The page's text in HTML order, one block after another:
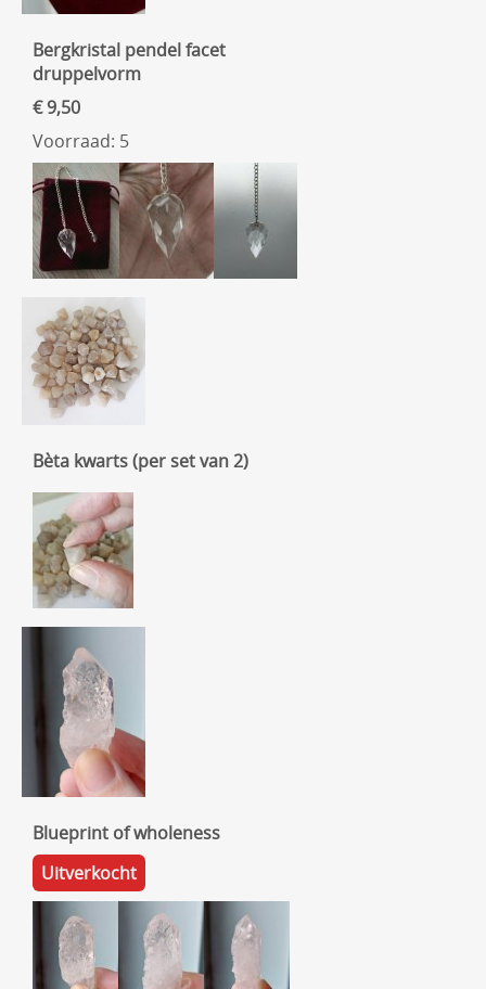
Bergkristal pendel facet
druppelvorm
€ 9,50
Voorraad: 5
Bèta kwarts (per set van 2)
Blueprint of wholeness
Uitverkocht